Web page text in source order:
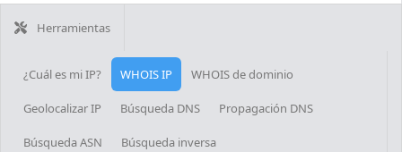
Herramientas
¿Cuál es mi IP? WHOIS IP WHOIS de dominio
Geolocalizar IP Búsqueda DNS Propagación DNS
Búsqueda ASN Búsqueda inversa